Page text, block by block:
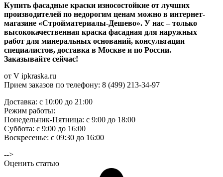
Купить фасадные краски износостойкие от лучших
производителей по недорогим ценам можно в интернет-
магазине «Стройматериалы-Дешево». У нас – только
высококачественная краска фасадная для наружных
работ для минеральных оснований, консультации
специалистов, доставка в Москве и по России.
Заказывайте сейчас!
от V ipkraska.ru
Прием заказов по телефону: 8 (499) 213-34-97
Доставка: с 10:00 до 21:00
Режим работы:
Понедельник-Пятница: с 9:00 до 18:00
Суббота: с 9:00 до 16:00
Воскресенье: с 09:30 до 16:00
-->
Оценить статью